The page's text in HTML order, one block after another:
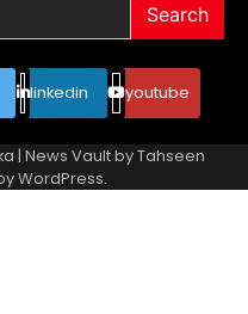
Search
linkedin youtube
| News Vault byTahseen
WordPress.